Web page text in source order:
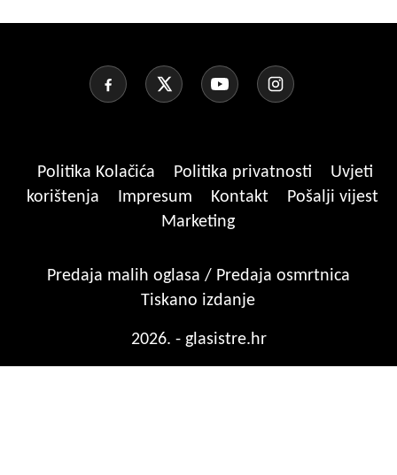
Politika Kolačića Politika privatnosti
Uvjeti
korištenja
Impresum Kontakt
Pošalji vijest
Marketing
Predaja malih oglasa / Predaja osmrtnica
Tiskano izdanje
2026. - glasistre.hr